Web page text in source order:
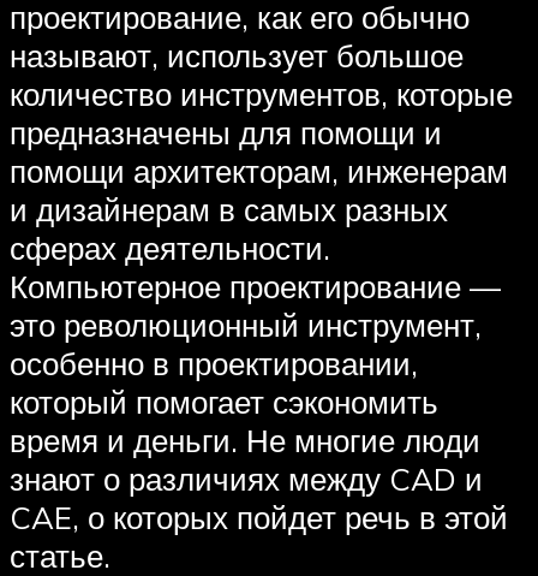
проектирование, как его обычно
называют, использует большое
количество инструментов, которые
предназначены для помощи и
помощи архитекторам, инженерам
и дизайнерам в самых разных
сферах деятельности.
Компьютерное проектирование —
это революционный инструмент,
особенно в проектировании,
который помогает сэкономить
время и деньги. Не многие люди
знают о различиях между CAD и
CAE, о которых пойдет речь в этой
статье.